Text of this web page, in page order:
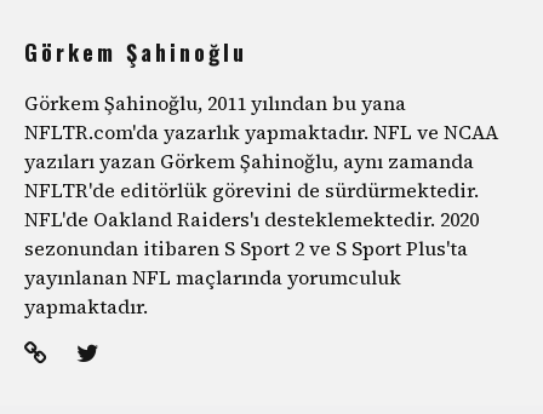
Görkem Şahinoğlu
Görkem Şahinoğlu, 2011 yılından bu yana
NFLTR.com'da yazarlık yapmaktadır. NFL ve NCAA
yazıları yazan Görkem Şahinoğlu, aynı zamanda
NFLTR'de editörlük görevini de sürdürmektedir.
NFL'de Oakland Raiders'ı desteklemektedir. 2020
sezonundan itibaren S Sport 2 ve S Sport Plus'ta
yayınlanan NFL maçlarında yorumculuk
yapmaktadır.